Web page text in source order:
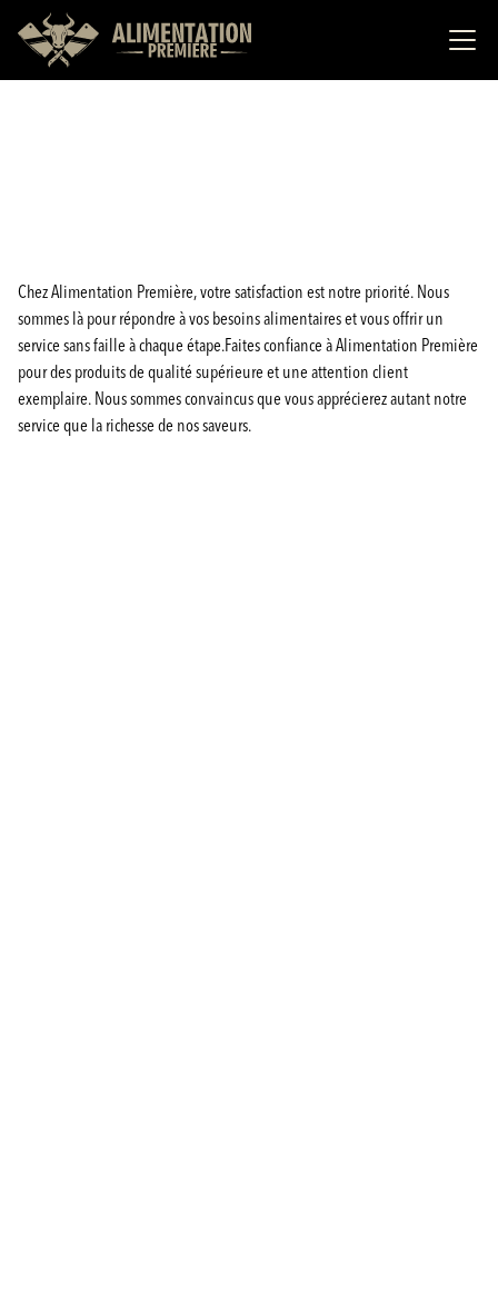
Chez Alimentation Première, votre satisfaction est notre priorité. Nous
sommes là pour répondre à vos besoins alimentaires et vous offrir un
service sans faille à chaque étape.Faites confiance à Alimentation Première
pour des produits de qualité supérieure et une attention client
exemplaire. Nous sommes convaincus que vous apprécierez autant notre
service que la richesse de nos saveurs.